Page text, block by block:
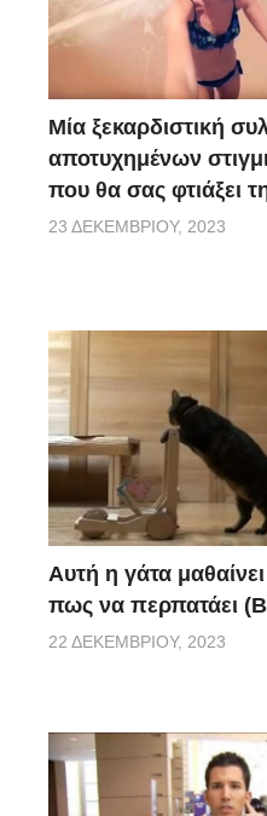
Μία ξεκαρδιστική
αποτυχημένων
που θα σας φτιάξει
23 ΔΕΚΕΜΒΡΊΟΥ, 2023
Αυτή η γάτα
πως να περπατάει
22 ΔΕΚΕΜΒΡΊΟΥ, 2023